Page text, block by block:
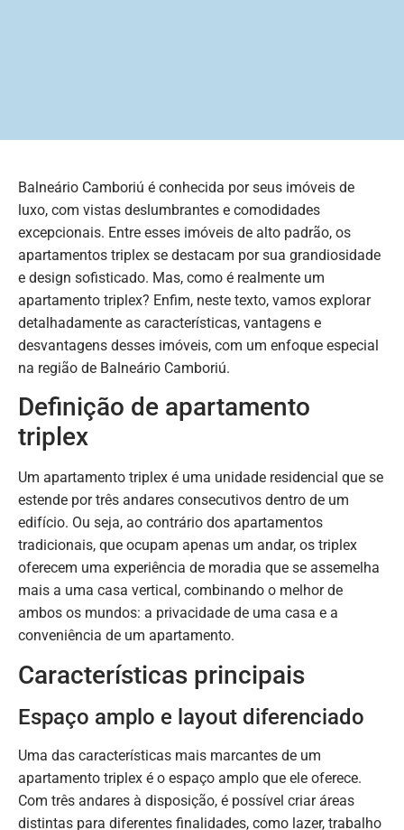
Balneário Camboriú é conhecida por seus imóveis de
luxo, com vistas deslumbrantes e comodidades
excepcionais. Entre esses imóveis de alto padrão, os
apartamentos triplex se destacam por sua grandiosidade
e design sofisticado. Mas, como é realmente um
apartamento triplex? Enfim, neste texto, vamos explorar
detalhadamente as características, vantagens e
desvantagens desses imóveis, com um enfoque especial
na região de Balneário Camboriú.
Definição de apartamento
triplex
Um apartamento triplex é uma unidade residencial que se
estende por três andares consecutivos dentro de um
edifício. Ou seja, ao contrário dos apartamentos
tradicionais, que ocupam apenas um andar, os triplex
oferecem uma experiência de moradia que se assemelha
mais a uma casa vertical, combinando o melhor de
ambos os mundos: a privacidade de uma casa e a
conveniência de um apartamento.
Características principais
Espaço amplo e layout diferenciado
Uma das características mais marcantes de um
apartamento triplex é o espaço amplo que ele oferece.
Com três andares à disposição, é possível criar áreas
distintas para diferentes finalidades, como lazer, trabalho